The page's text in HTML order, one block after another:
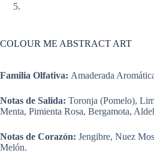
COLOUR ME ABSTRACT ART
Familia Olfativa: Amaderada
Notas de Salida: Toronja (Pomelo),
Menta, Pimienta Rosa, Bergamota,
Notas de Corazón: Jengibre, Nuez
Melón.